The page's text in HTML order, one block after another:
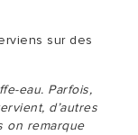
sur des
eau. Parfois,
d’autres
on remarque